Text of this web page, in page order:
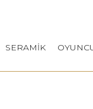
SERAMİK